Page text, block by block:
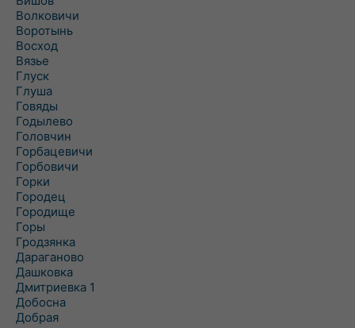
Волковичи
Воротынь
Восход
Вязье
Глуск
Глуша
Говяды
Годылево
Головчин
Горбацевичи
Горбовичи
Горки
Городец
Городище
Горы
Гродзянка
Дараганово
Дашковка
Дмитриевка 1
Добосна
Добрая